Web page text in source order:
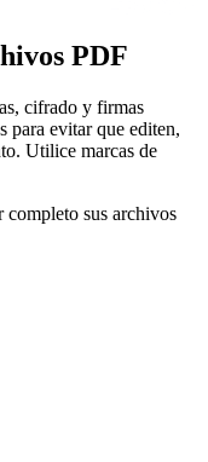
PDF
cifrado y firmas
para evitar que editen,
Utilice marcas de
sus archivos